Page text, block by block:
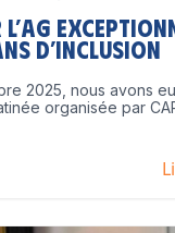
d’inclusion
2025, nous avons
organisée par